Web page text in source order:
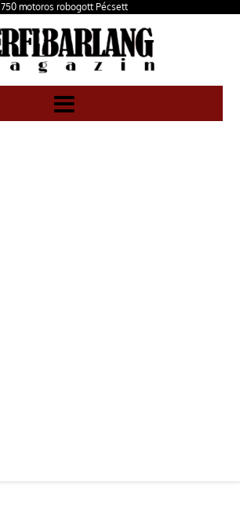
750 motoros robogott Pécsett